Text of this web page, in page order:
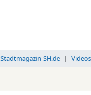
Stadtmagazin-SH.de Videos